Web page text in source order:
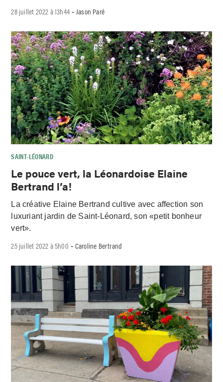
28 juillet 2022 à 13h44 - Jason Paré
SAINT-LÉONARD
Le pouce vert, la Léonardoise Elaine
Bertrand l’a!
La créative Elaine Bertrand cultive avec affection son
luxuriant jardin de Saint-Léonard, son «petit bonheur
vert».
25 juillet 2022 à 5h00 - Caroline Bertrand